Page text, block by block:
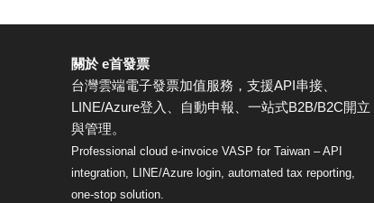
關於 e首發票
台灣雲端電子發票加值服務，支援API串接、
LINE/Azure登入、自動申報、一站式B2B/B2C開立
與管理。
Professional cloud e-invoice VASP for Taiwan – API
integration, LINE/Azure login, automated tax reporting,
one-stop solution.